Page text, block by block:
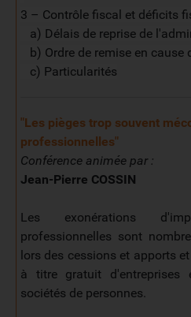
3 – Contrôle fiscal et déficits
a) Délais de reprise de
b) Ordre de remise en cause
c) Particularités
"Les pièges trop souvent
professionnelles"
Conférence animée par :
Jean-Pierre COSSIN
Les exonérations
professionnelles sont
lors des cessions et apports
à titre gratuit
sociétés de personnes.